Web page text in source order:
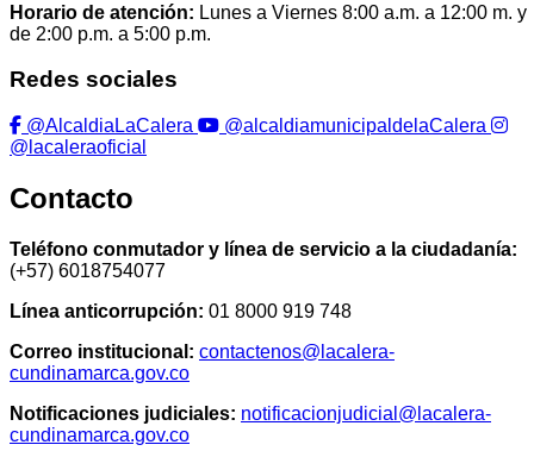
Horario de atención: Lunes a Viernes 8:00 a.m. a 12:00 m. y
de 2:00 p.m. a 5:00 p.m.
Redes sociales
@AlcaldiaLaCalera
@alcaldiamunicipaldelaCalera
@lacaleraoficial
Contacto
Teléfono conmutador y línea de servicio a la ciudadanía:
(+57) 6018754077
Línea anticorrupción: 01 8000 919 748
Correo institucional: contactenos@lacalera-
cundinamarca.gov.co
Notificaciones judiciales: notificacionjudicial@lacalera-
cundinamarca.gov.co